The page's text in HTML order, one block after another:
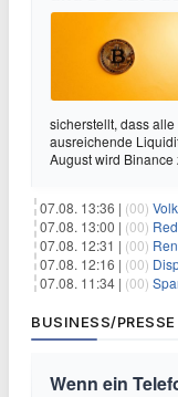
sicherstellt, dass
ausreichende
August wird Binance
07.08. 13:36 | (00)
07.08. 13:00 | (00)
07.08. 12:31 | (00)
07.08. 12:16 | (00)
07.08. 11:34 | (00)
BUSINESS/PRESSE
Wenn ein